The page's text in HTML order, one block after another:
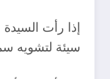
إذا رأت
سيئة لتشويه